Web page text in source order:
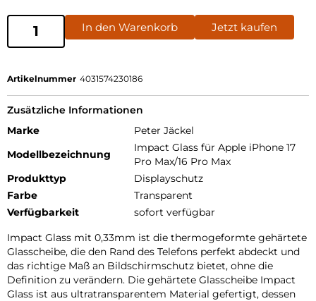
In den Warenkorb Jetzt kaufen
Artikelnummer 4031574230186
Zusätzliche Informationen
Marke
Peter Jäckel
Modellbezeichnung
Impact Glass für Apple iPhone 17
Pro Max/16 Pro Max
Produkttyp
Displayschutz
Farbe
Transparent
Verfügbarkeit
sofort verfügbar
Impact Glass mit 0,33mm ist die thermogeformte gehärtete
Glasscheibe, die den Rand des Telefons perfekt abdeckt und
das richtige Maß an Bildschirmschutz bietet, ohne die
Definition zu verändern. Die gehärtete Glasscheibe Impact
Glass ist aus ultratransparentem Material gefertigt, dessen